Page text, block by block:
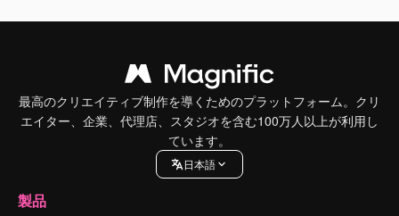
最高のクリエイティブ制作を導くためのプラットフォーム。クリ
エイター、企業、代理店、スタジオを含む100万人以上が利用し
ています。
日本語
製品